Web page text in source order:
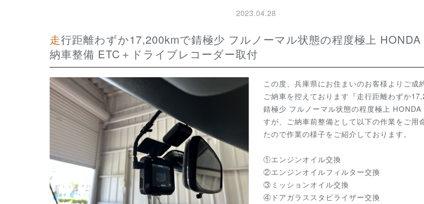
2023.04.28
走行距離わずか17,200kmで錆極少 フルノーマル状態の程度極上 HONDA BEAT
納車整備 ETC＋ドライブレコーダー取付
この度、兵庫県にお住まいのお客様よりご成
ご納車を控えております『走行距離わずか
錆極少 フルノーマル状態の程度極上 HONDA
すが、ご納車前整備として以下の作業をご用
たので作業の様子をご紹介しております。
①エンジンオイル交換
②エンジンオイルフィルター交換
③ミッションオイル交換
④ドアガラススタビライザー交換